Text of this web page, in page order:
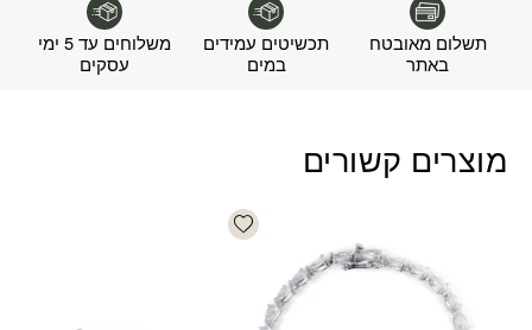
תשלום מאובטח
באתר
תכשיטים עמידים
במים
משלוחים עד 5 ימי
עסקים
מוצרים קשורים
Add wishlist